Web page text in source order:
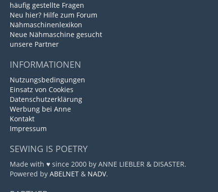
häufig gestellte Fragen
Neu hier? Hilfe zum Forum
Nähmaschinenlexikon
Neue Nähmaschine gesucht
unsere Partner
INFORMATIONEN
Nutzungsbedingungen
Einsatz von Cookies
Datenschutzerklärung
Werbung bei Anne
Kontakt
Impressum
SEWING IS POETRY
Made with ♥ since 2000 by ANNE LIEBLER & DISASTER.
Powered by ABELNET & NADV.